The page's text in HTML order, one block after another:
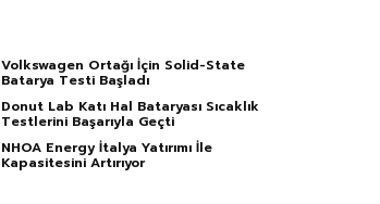
Volkswagen Ortağı İçin Solid-State
Batarya Testi Başladı
Donut Lab Katı Hal Bataryası Sıcaklık
Testlerini Başarıyla Geçti
NHOA Energy İtalya Yatırımı İle
Kapasitesini Artırıyor